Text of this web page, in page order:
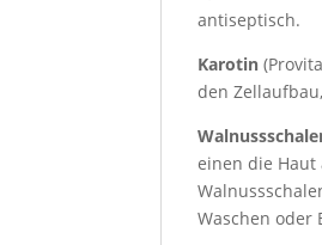
antiseptisch.
Karotin
den
einen die Haut
Waschen oder